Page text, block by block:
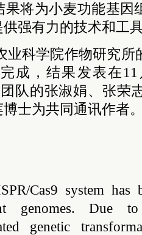
果将为小麦功能基因
强有力的技术和工
业科学院作物研究所
成，结果发表在
队的张淑娟、张荣
士为共同通讯作者
Cas9 system
genomes. Due
genetic